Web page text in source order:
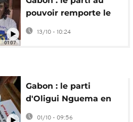
01:07
pouvoir remporte le
tiers des sièges
législatifs
13/10 - 10:24
Gabon : le parti
d'Oligui Nguema en
tête des législatives
01/10 - 09:56